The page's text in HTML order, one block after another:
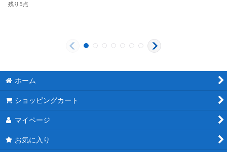
残り5点
ホーム
ショッピングカート
マイページ
お気に入り